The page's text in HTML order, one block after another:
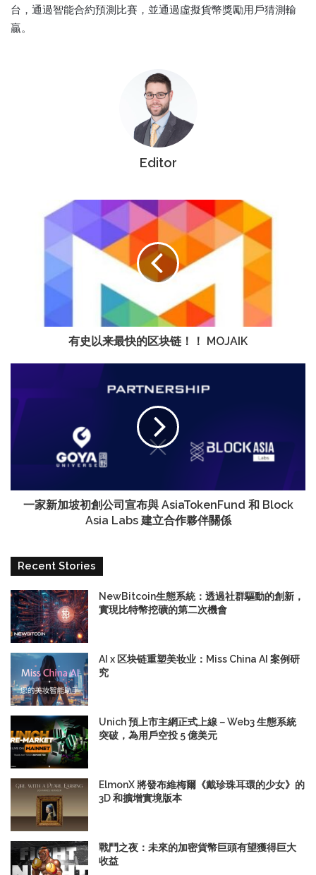
台，通過智能合約預測比賽，並通過虛擬貨幣獎勵用戶猜測輸
贏。
Editor
有史以来最快的区块链！！ MOJAIK
一家新加坡初創公司宣布與 AsiaTokenFund 和 Block
Asia Labs 建立合作夥伴關係
Recent Stories
NewBitcoin生態系統：透過社群驅動的創新，
實現比特幣挖礦的第二次機會
AI x 区块链重塑美妆业：Miss China AI 案例研
究
Unich 預上市主網正式上線－Web3 生態系統
突破，為用戶空投 5 億美元
ElmonX 將發布維梅爾《戴珍珠耳環的少女》的
3D 和擴增實境版本
戰鬥之夜：未來的加密貨幣巨頭有望獲得巨大
收益